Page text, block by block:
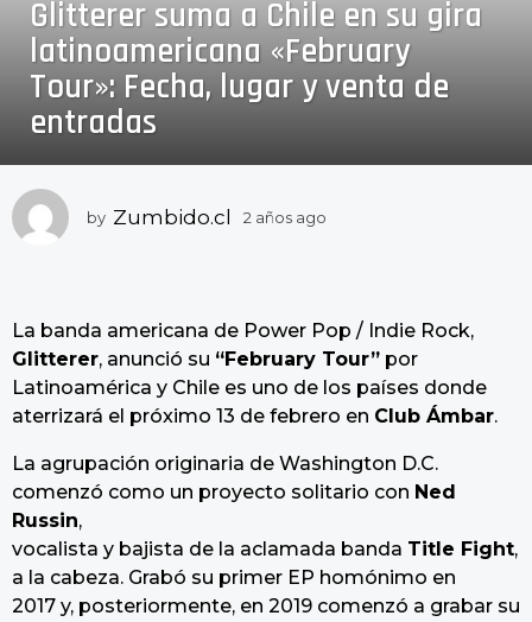
a
ñ
o
s
a
2
a
s
a
g
o
Glitterer suma a Chile en su gira
latinoamericana «February
Tour»: Fecha, lugar y venta de
entradas
by Zumbido.cl 2 años ago
a
g
La banda americana de Power Pop / Indie Rock,
Glitterer, anunció su “February Tour” por
Latinoamérica y Chile es uno de los países donde
aterrizará el próximo 13 de febrero en Club Ámbar.
La agrupación originaria de Washington D.C.
comenzó como un proyecto solitario con Ned
Russin,
vocalista y bajista de la aclamada banda Title Fight,
a la cabeza. Grabó su primer EP homónimo en
2017 y, posteriormente, en 2019 comenzó a grabar su